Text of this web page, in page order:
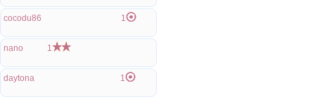
cocodu86 1
nano 1
daytona 1